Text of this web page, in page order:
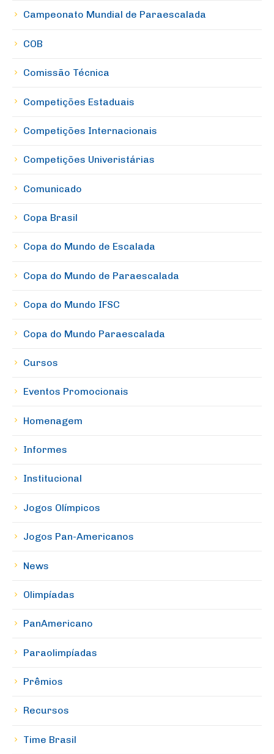
Campeonato Mundial de Paraescalada
COB
Comissão Técnica
Competições Estaduais
Competições Internacionais
Competições Univeristárias
Comunicado
Copa Brasil
Copa do Mundo de Escalada
Copa do Mundo de Paraescalada
Copa do Mundo IFSC
Copa do Mundo Paraescalada
Cursos
Eventos Promocionais
Homenagem
Informes
Institucional
Jogos Olímpicos
Jogos Pan-Americanos
News
Olimpíadas
PanAmericano
Paraolimpíadas
Prêmios
Recursos
Time Brasil